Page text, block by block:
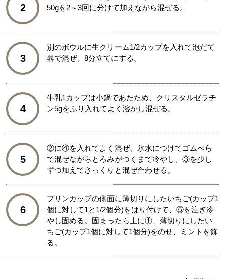
2
50gを2～3回に分けて加えながら混ぜる。
3
別のボウルに生クリーム1/2カップを入れて泡だて
器で混ぜ、8分立てにする。
4
牛乳1カップは小鍋であたため、クリスタルゼラチ
ン5gをふり入れてよく溶かし混ぜる。
5
②に④を入れてよく混ぜ、氷水につけてゴムべら
で混ぜながらとろみがつくまで冷やし、③を少し
ずつ加えてさっくりと混ぜ合わせる。
6
プリンカップの側面に薄切りにしたいちご(カップ1
個に対して1と1/2個分)をはり付けて、⑤を注ぎ冷
やし固める。固まったら上に①、薄切りにしたい
ちご(カップ1個に対して1個分)をのせ、ミントを飾
る。